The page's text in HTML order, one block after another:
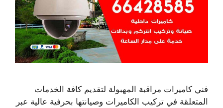
فني كاميرات مراقبة المهبولة لتقديم كافة الخدمات
المتعلقة في تركيب الكاميرات وصيانتها بحرفية عالية عبر